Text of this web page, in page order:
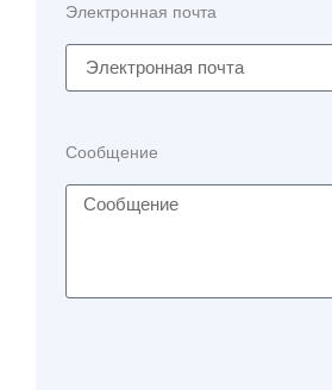
Электронная почта
Сообщение